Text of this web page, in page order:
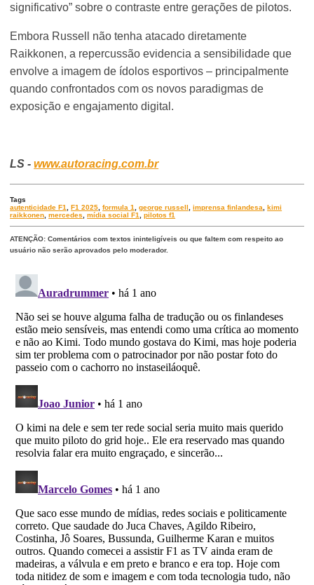
significativo” sobre o contraste entre gerações de pilotos.
Embora Russell não tenha atacado diretamente
Raikkonen, a repercussão evidencia a sensibilidade que
envolve a imagem de ídolos esportivos – principalmente
quando confrontados com os novos paradigmas de
exposição e engajamento digital.
LS -www.autoracing.com.br
Tags
autenticidade F1
,F1 2025 ,formula 1 ,george russell ,imprensa finlandesa ,kimi
raikkonen ,mercedes ,mídia social F1 ,pilotos f1
ATENÇÃO: Comentários com textos ininteligíveis ou que faltem com respeito ao
usuário não serão aprovados pelo moderador.